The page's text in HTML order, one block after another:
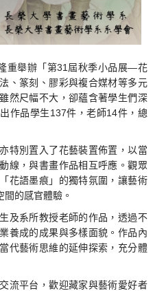
重舉辦「第31屆秋季小品展—花
、篆刻、膠彩與複合媒材等多元
然尺幅不大，卻蘊含著學生們深
作品學生137件，老師14件，總
特別置入了花藝裝置佈置，以當
線，與書畫作品相互呼應。觀眾
花語墨痕」的獨特氛圍，讓藝術
的感官體驗。
及系所教授老師的作品，透過不
養成的成果與多樣面貌。作品內
代藝術思維的延伸探索，充分體
流平台，歡迎藏家與藝術愛好者